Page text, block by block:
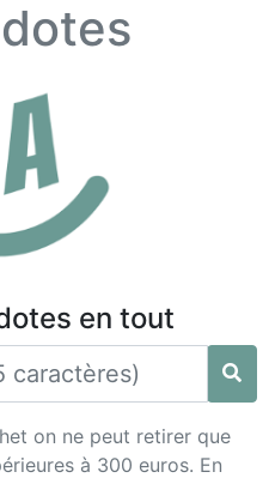
en tout
on ne peut retirer que
à 300 euros. En